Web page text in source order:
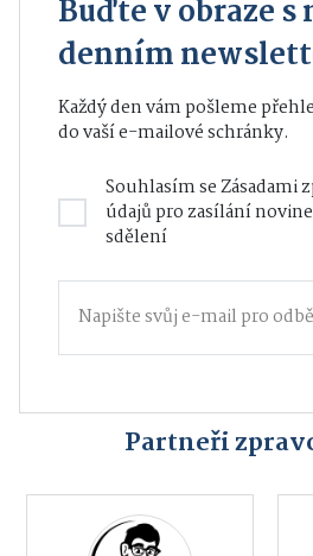
Buďte v obraze s
denním
Každý den vám pošleme
do vaší e-mailové schránky.
Souhlasím seZásadami
údajůpro zasílání
sdělení
Partneři